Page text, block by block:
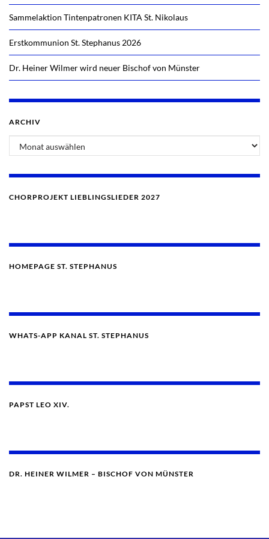
Sammelaktion Tintenpatronen KITA St. Nikolaus
Erstkommunion St. Stephanus 2026
Dr. Heiner Wilmer wird neuer Bischof von Münster
ARCHIV
CHORPROJEKT LIEBLINGSLIEDER 2027
HOMEPAGE ST. STEPHANUS
WHATS-APP KANAL ST. STEPHANUS
PAPST LEO XIV.
DR. HEINER WILMER – BISCHOF VON MÜNSTER